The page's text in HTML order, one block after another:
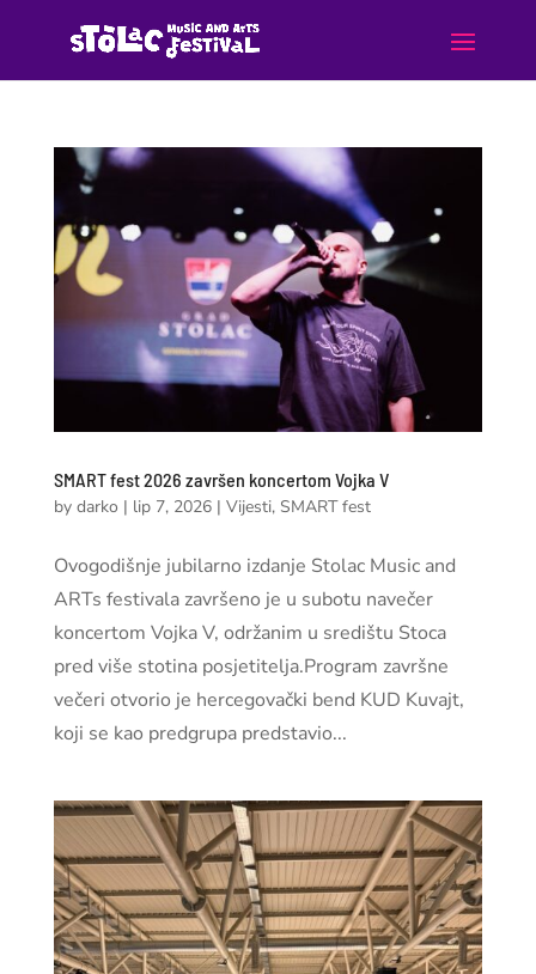
SMART fest 2026 završen koncertom Vojka V
by darko | lip 7, 2026| Vijesti, SMART fest
Ovogodišnje jubilarno izdanje Stolac Music and
ARTs festivala završeno je u subotu navečer
koncertom Vojka V, održanim u središtu Stoca
pred više stotina posjetitelja.Program završne
večeri otvorio je hercegovački bend KUD Kuvajt,
koji se kao predgrupa predstavio...